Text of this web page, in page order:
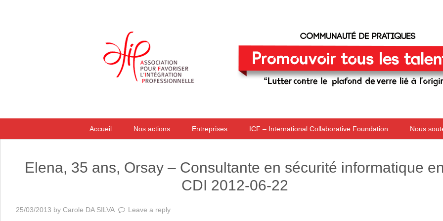
Accueil Nos actions Entreprises ICF – International Collaborative Foundation Nous
Elena, 35 ans, Orsay – Consultante en sécurité informatique en
CDI 2012-06-22
25/03/2013 by Carole DA SILVA Leave a reply